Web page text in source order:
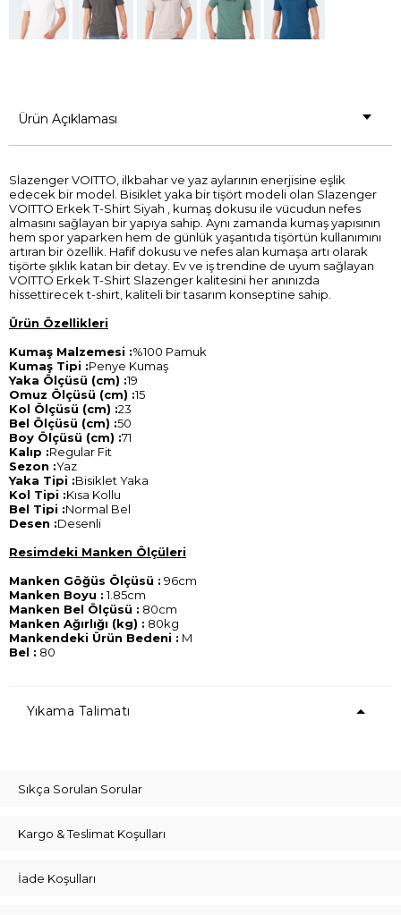
Ürün Açıklaması
Slazenger VOITTO, ilkbahar ve yaz aylarının enerjisine eşlik
edecek bir model. Bisiklet yaka bir tişört modeli olan Slazenger
VOITTO Erkek T-Shirt Siyah , kumaş dokusu ile vücudun nefes
almasını sağlayan bir yapıya sahip. Aynı zamanda kumaş yapısının
hem spor yaparken hem de günlük yaşantıda tişörtün kullanımını
artıran bir özellik. Hafif dokusu ve nefes alan kumaşa artı olarak
tişörte şıklık katan bir detay. Ev ve iş trendine de uyum sağlayan
VOITTO Erkek T-Shirt Slazenger kalitesini her anınızda
hissettirecek t-shirt, kaliteli bir tasarım konseptine sahip.
Ürün Özellikleri
Kumaş Malzemesi :%100 Pamuk
Kumaş Tipi :Penye Kumaş
Yaka Ölçüsü (cm) :19
Omuz Ölçüsü (cm) :15
Kol Ölçüsü (cm) :23
Bel Ölçüsü (cm) :50
Boy Ölçüsü (cm) :71
Kalıp :Regular Fit
Sezon :Yaz
Yaka Tipi :Bisiklet Yaka
Kol Tipi :Kısa Kollu
Bel Tipi :Normal Bel
Desen :Desenli
Resimdeki Manken Ölçüleri
Manken Göğüs Ölçüsü : 96cm
Manken Boyu :1.85cm
Manken Bel Ölçüsü : 80cm
Manken Ağırlığı (kg) : 80kg
Mankendeki Ürün Bedeni : M
Bel : 80
Yıkama Talimatı
Sıkça Sorulan Sorular
Kargo & Teslimat Koşulları
İade Koşulları